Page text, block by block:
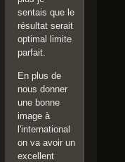
sentais que le
résultat serait
optimal limite
parfait.
En plus de
nous donner
une bonne
image à
l'international
on va avoir un
excellent